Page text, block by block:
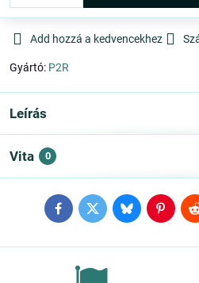
Add hozzá a kedvencekhez
Gyártó: P2R
Leírás
Vita 0
FacebookTwitterBluesky